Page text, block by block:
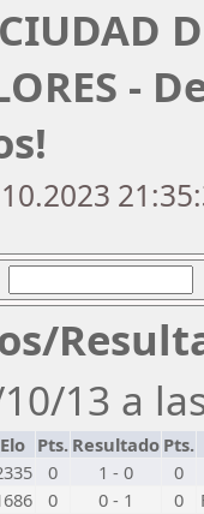
-
13 a
Elo Pts. Resultado Pts.
0 1 - 0
0
0 0 - 1 0